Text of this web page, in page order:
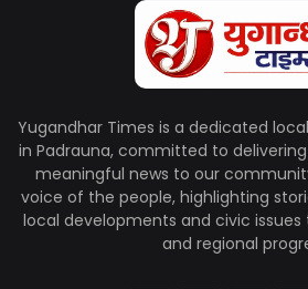
Yugandhar Times is a dedicated
in Padrauna, committed to
meaningful news to our
voice of the people, highlighting
local developments and civic
and regional